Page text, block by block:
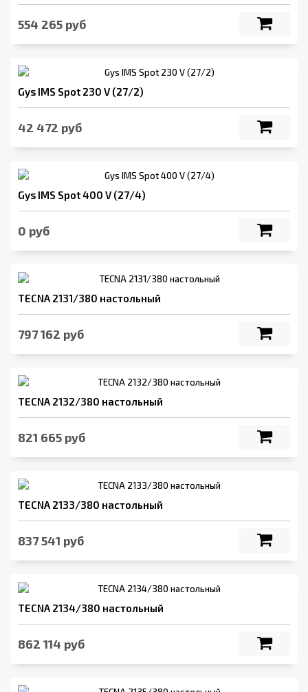
554 265 руб
Gys IMS Spot 230 V (27/2)
42 472 руб
Gys IMS Spot 400 V (27/4)
0 руб
TECNA 2131/380 настольный
797 162 руб
TECNA 2132/380 настольный
821 665 руб
TECNA 2133/380 настольный
837 541 руб
TECNA 2134/380 настольный
862 114 руб